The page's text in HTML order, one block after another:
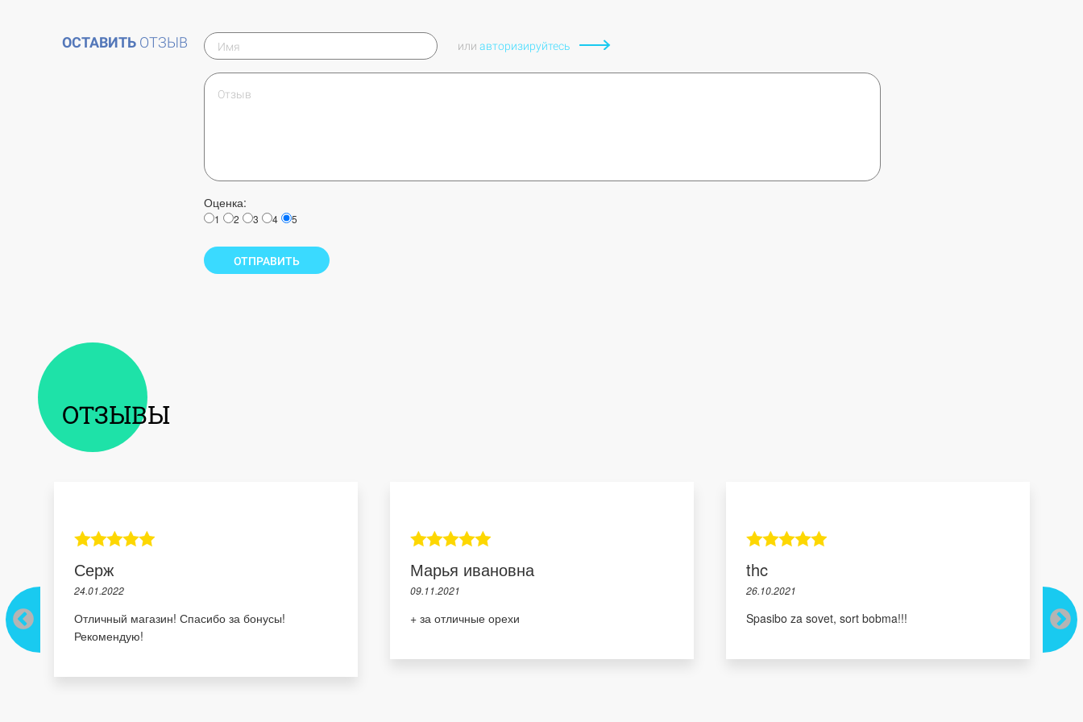
ОСТАВИТЬ ОТЗЫВ или авторизируйтесь
Оценка:
1 2 3 4 5
ОТПРАВИТЬ
ОТЗЫВЫ
Серж
24.01.2022
Отличный магазин! Спасибо за бонусы!
Рекомендую!
Марья ивановна
09.11.2021
+ за отличные орехи
thc
26.10.2021
Spasibo za sovet, sort bobma!!!